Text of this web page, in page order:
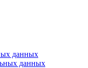
данных
данных